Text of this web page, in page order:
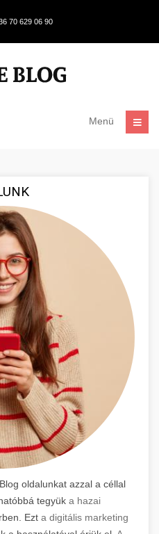
70 629 06 90
Menü
oldalunkat azzal a céllal
tegyük a hazai
Ezt a digitális marketing